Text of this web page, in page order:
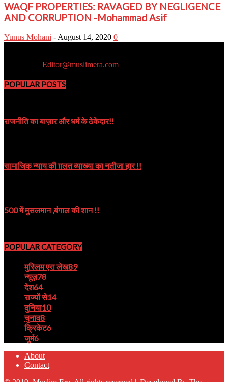
WAQF PROPERTIES: RAVAGED BY NEGLIGENCE
AND CORRUPTION -Mohammad Asif
Yunus Mohani - August 14, 2020 0
Editor@muslimera.com
POPULAR POSTS
राजनीति का बाज़ार और धर्म के ठेकेदार!!
सामाजिक न्याय की ग़लत व्याख्या का नतीजा हार !!
500 में मुसलमान ,बंगाल की शान !!
POPULAR CATEGORY
मुस्लिम एरा लेख89
न्यूज़78
देश64
राज्यों से14
दुनिया10
चुनाव8
क्रिकेट6
जुर्म6
About
Contact